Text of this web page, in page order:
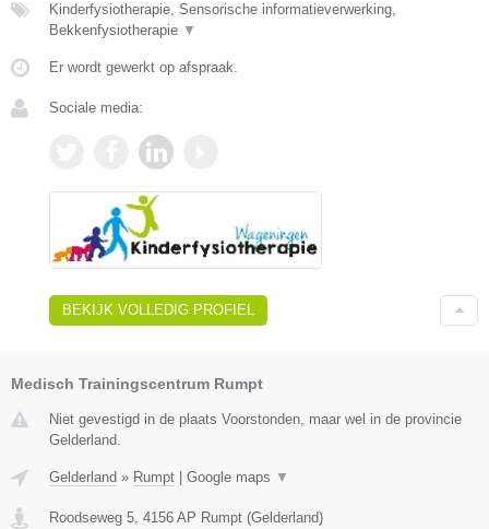
Kinderfysiotherapie, Sensorische informatieverwerking,
Bekkenfysiotherapie ▼
Er wordt gewerkt op afspraak.
Sociale media:
BEKIJK VOLLEDIG PROFIEL
Medisch Trainingscentrum Rumpt
Niet gevestigd in de plaats Voorstonden, maar wel in de provincie
Gelderland.
Gelderland » Rumpt Google maps ▼
Roodseweg 5, 4156 AP Rumpt (Gelderland)